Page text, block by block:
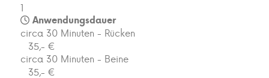
1
Anwendungsdauer
circa 30 Minuten - Rücken
35,- €
circa 30 Minuten - Beine
35,- €